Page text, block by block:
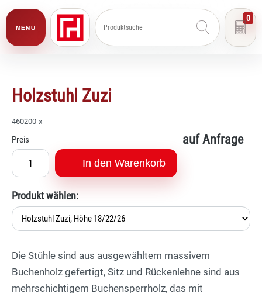
MENÜ
0
Holzstuhl Zuzi
460200-x
Preis auf Anfrage
In den Warenkorb
Produkt wählen:
Die Stühle sind aus ausgewähltem massivem
Buchenholz gefertigt, Sitz und Rückenlehne sind aus
mehrschichtigem Buchensperrholz, das mit